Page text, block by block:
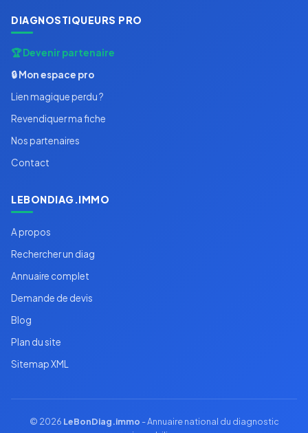
DIAGNOSTIQUEURS PRO
🏆 Devenir partenaire
🔒 Mon espace pro
Lien magique perdu ?
Revendiquer ma fiche
Nos partenaires
Contact
LEBONDIAG.IMMO
A propos
Rechercher un diag
Annuaire complet
Demande de devis
Blog
Plan du site
Sitemap XML
© 2026 LeBonDiag.immo - Annuaire national du diagnostic